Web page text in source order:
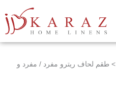
> طقم لحاف ريترو مفرد / مفرد و